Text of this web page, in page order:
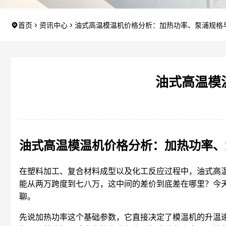
首页 资讯中心 油式高温模温机价格分析：加热功率、泵浦规格
油式高温
油式高温模温机价格分析：加热功率
在塑料加工、复合材料成型以及化工反应过程中，油式
能从两万跨度到七八万，这中间的差价到底差在哪里？
聊。
先说加热功率这个基础参数，它直接决定了模温机的升